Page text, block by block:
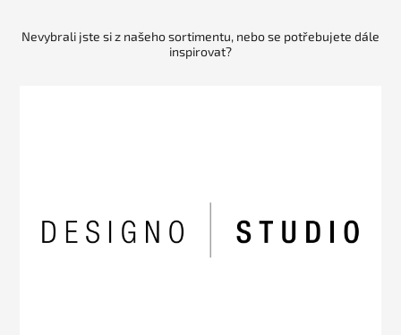
Nevybrali jste si z našeho sortimentu, nebo se potřebujete dále
inspirovat?